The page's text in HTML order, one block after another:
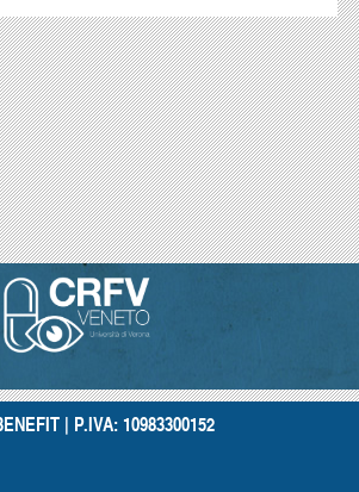
| P.IVA: 10983300152